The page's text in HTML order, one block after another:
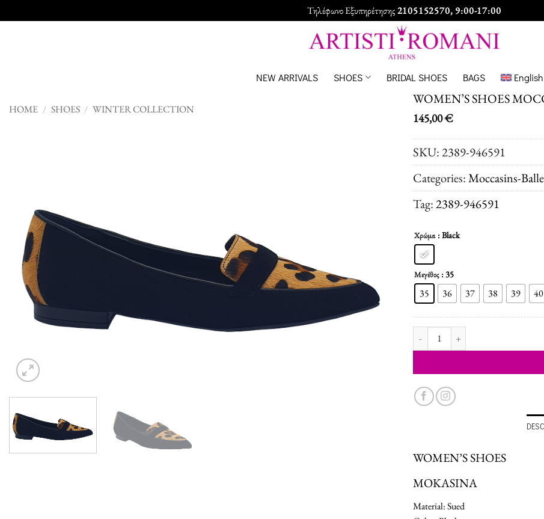
to
Τηλέφωνο Εξυπηρέτησης2105152570, 9:00-17:00
NEW ARRIVALS SHOES BRIDAL SHOES BAGS English
HOME / SHOES / WINTER COLLECTION
WOMEN’S SHOES
145,00€
SKU:2389-946591
Categories:Moccasins-
Tag:2389-946591
Χρώμα : Black
Μεγέθος : 35
35 36 37 38 39 40
WOMEN’S SHOES
MOKASINA
Material: Sued